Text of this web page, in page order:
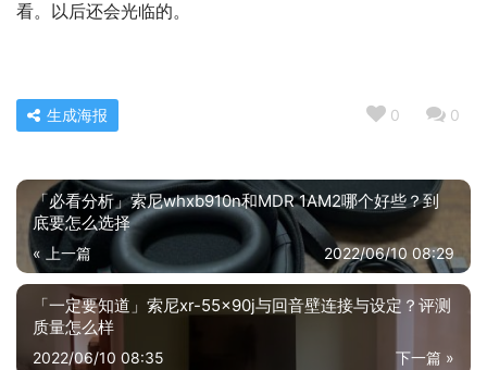
看。以后还会光临的。
0 0
生成海报
「必看分析」索尼whxb910n和MDR 1AM2哪个好些？到
底要怎么选择
« 上一篇 2022/06/10 08:29
「一定要知道」索尼xr-55x90j与回音壁连接与设定？评测
质量怎么样
下一篇 »
2022/06/10 08:35